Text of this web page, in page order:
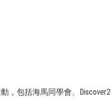
，包括海馬同學會、